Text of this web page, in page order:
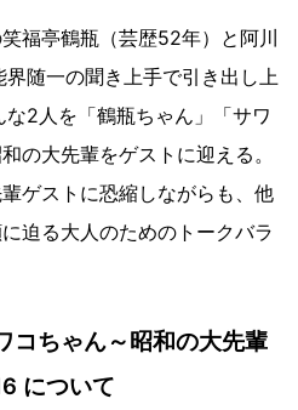
福亭鶴瓶（芸歴52年）と阿川
随一の聞き上手で引き出し上
2人を「鶴瓶ちゃん」「サワ
の大先輩をゲストに迎える。
ゲストに恐縮しながらも、他
迫る大人のためのトークバラ
コちゃん～昭和の大先輩
について